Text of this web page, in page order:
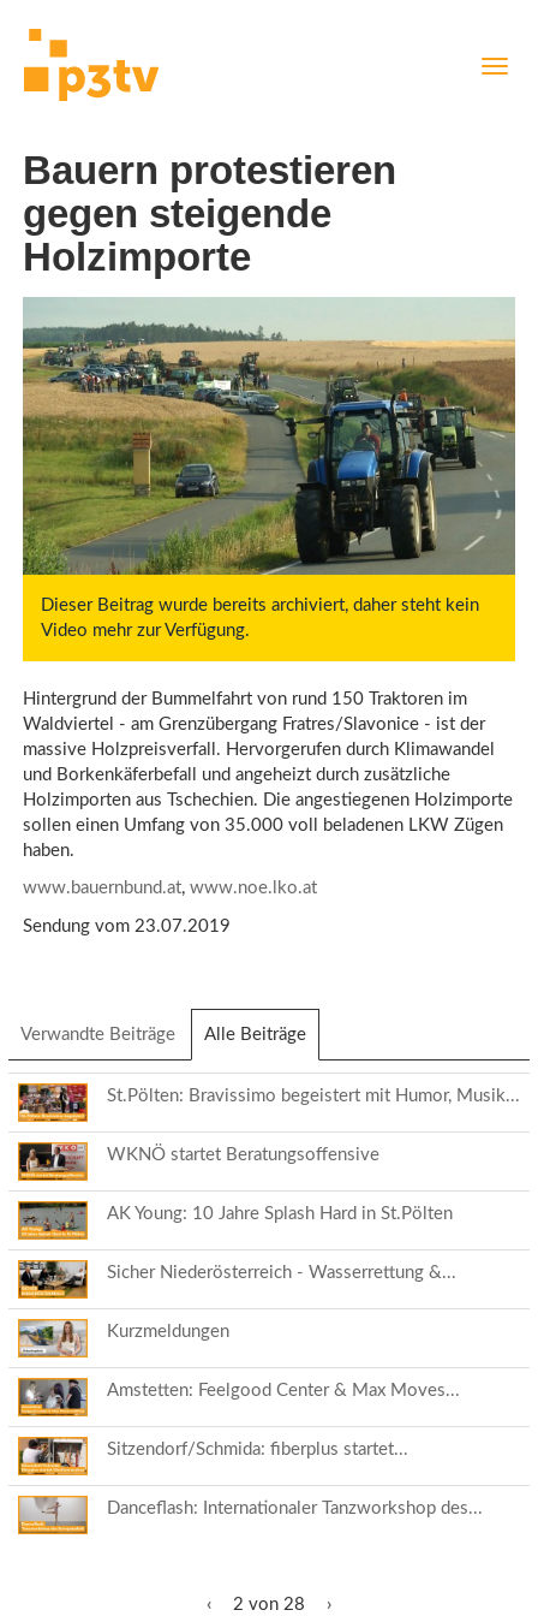
Bauern protestieren
gegen steigende
Holzimporte
Dieser Beitrag wurde bereits archiviert, daher steht kein
Video mehr zur Verfügung.
Hintergrund der Bummelfahrt von rund 150 Traktoren im
Waldviertel - am Grenzübergang Fratres/Slavonice - ist der
massive Holzpreisverfall. Hervorgerufen durch Klimawandel
und Borkenkäferbefall und angeheizt durch zusätzliche
Holzimporten aus Tschechien. Die angestiegenen Holzimporte
sollen einen Umfang von 35.000 voll beladenen LKW Zügen
haben.
www.bauernbund.at, www.noe.lko.at
Sendung vom 23.07.2019
Verwandte Beiträge Alle Beiträge
Reiter)
St.Pölten: Bravissimo begeistert mit Humor, Musik...
WKNÖ startet Beratungsoffensive
AK Young: 10 Jahre Splash Hard in St.Pölten
Sicher Niederösterreich - Wasserrettung &...
Kurzmeldungen
Amstetten: Feelgood Center & Max Moves...
Sitzendorf/Schmida: fiberplus startet...
Danceflash: Internationaler Tanzworkshop des...
‹ 2 von 28 ›